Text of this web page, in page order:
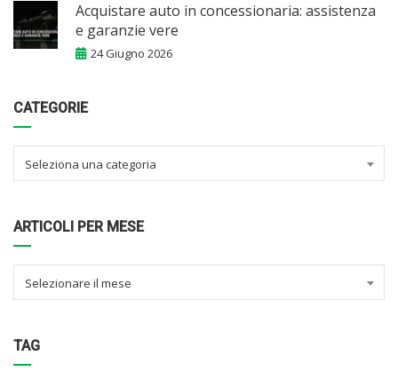
Acquistare auto in concessionaria: assistenza
e garanzie vere
24 Giugno 2026
CATEGORIE
Seleziona una categoria
ARTICOLI PER MESE
Selezionare il mese
TAG